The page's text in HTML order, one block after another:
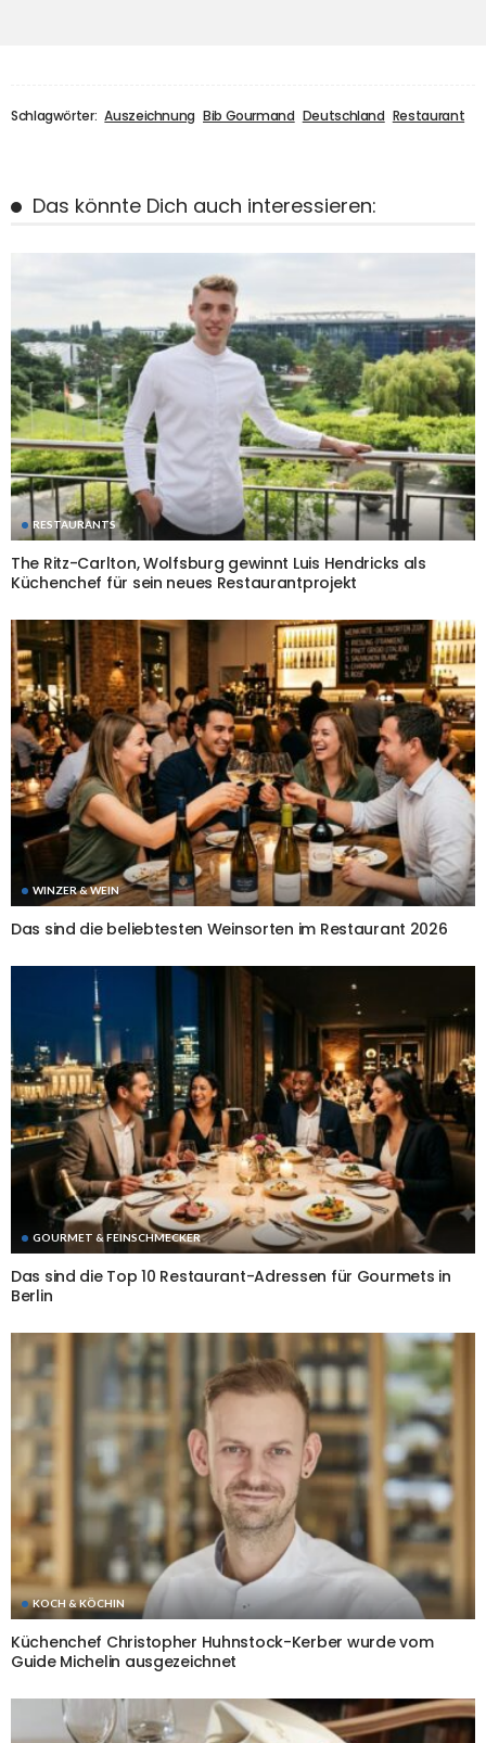
Schlagwörter: Auszeichnung Bib Gourmand Deutschland Restaurant
Das könnte Dich auch interessieren:
RESTAURANTS
The Ritz-Carlton, Wolfsburg gewinnt Luis Hendricks als
Küchenchef für sein neues Restaurantprojekt
WINZER & WEIN
Das sind die beliebtesten Weinsorten im Restaurant 2026
GOURMET & FEINSCHMECKER
Das sind die Top 10 Restaurant-Adressen für Gourmets in
Berlin
KOCH & KÖCHIN
Küchenchef Christopher Huhnstock-Kerber wurde vom
Guide Michelin ausgezeichnet